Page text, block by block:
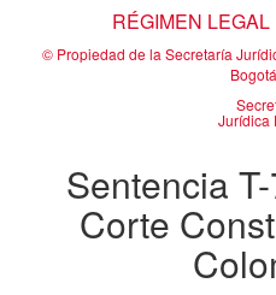
RÉGIMEN LEGAL
© Propiedad de la Secretaría
Jurídica
Sentencia
Corte